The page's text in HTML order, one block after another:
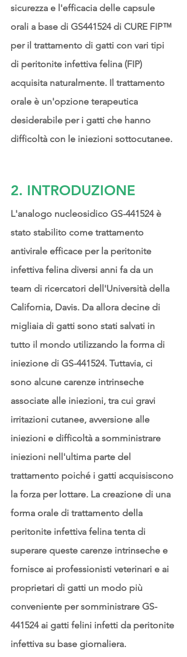
sicurezza e l'efficacia delle capsule
orali a base di GS441524 di CURE FIP™
per il trattamento di gatti con vari tipi
di peritonite infettiva felina (FIP)
acquisita naturalmente. Il trattamento
orale è un'opzione terapeutica
desiderabile per i gatti che hanno
difficoltà con le iniezioni sottocutanee.
2. INTRODUZIONE
L'analogo nucleosidico GS-441524 è
stato stabilito come trattamento
antivirale efficace per la peritonite
infettiva felina diversi anni fa da un
team di ricercatori dell'Università della
California, Davis. Da allora decine di
migliaia di gatti sono stati salvati in
tutto il mondo utilizzando la forma di
iniezione di GS-441524. Tuttavia, ci
sono alcune carenze intrinseche
associate alle iniezioni, tra cui gravi
irritazioni cutanee, avversione alle
iniezioni e difficoltà a somministrare
iniezioni nell'ultima parte del
trattamento poiché i gatti acquisiscono
la forza per lottare. La creazione di una
forma orale di trattamento della
peritonite infettiva felina tenta di
superare queste carenze intrinseche e
fornisce ai professionisti veterinari e ai
proprietari di gatti un modo più
conveniente per somministrare GS-
441524 ai gatti felini infetti da peritonite
infettiva su base giornaliera.